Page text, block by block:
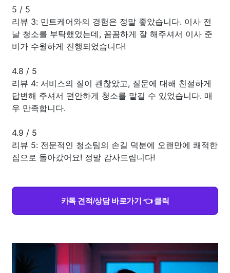
5 / 5
리뷰 3: 민트케어와의 경험은 정말 좋았습니다. 이사 전
날 청소를 부탁했었는데, 꼼꼼하게 잘 해주셔서 이사 준
비가 수월하게 진행되었습니다!
4.8 / 5
리뷰 4: 서비스의 질이 괜찮았고, 질문에 대해 친절하게
답변해 주셔서 편안하게 청소를 맡길 수 있었습니다. 매
우 만족합니다.
4.9 / 5
리뷰 5: 전문적인 청소팀의 손길 덕분에 오랜만에 쾌적한
집으로 돌아갔어요! 정말 감사드립니다!
카톡 견적/상담 바로가기 👈 클릭